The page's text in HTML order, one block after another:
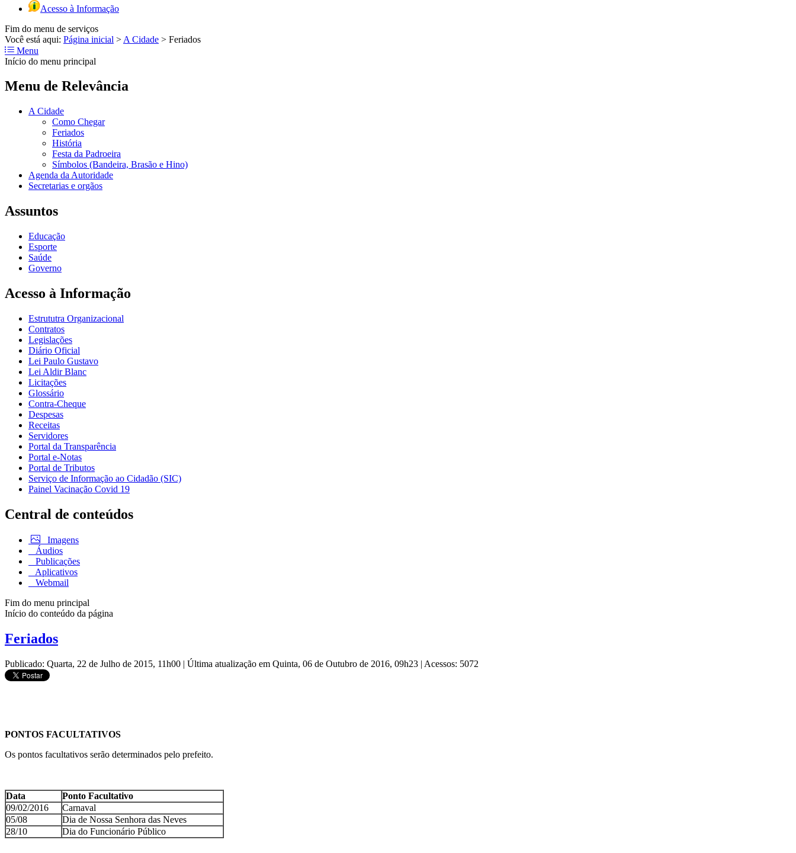
Acesso à Informação
Fim do menu de serviços
Você está aqui: Página inicial > A Cidade > Feriados
Menu
Início do menu principal
Menu de Relevância
A Cidade
Como Chegar
Feriados
História
Festa da Padroeira
Símbolos (Bandeira, Brasão e Hino)
Agenda da Autoridade
Secretarias e orgãos
Assuntos
Educação
Esporte
Saúde
Governo
Acesso à Informação
Estrututra Organizacional
Contratos
Legislações
Diário Oficial
Lei Paulo Gustavo
Lei Aldir Blanc
Licitações
Glossário
Contra-Cheque
Despesas
Receitas
Servidores
Portal da Transparência
Portal e-Notas
Portal de Tributos
Serviço de Informação ao Cidadão (SIC)
Painel Vacinação Covid 19
Central de conteúdos
Imagens
Áudios
Publicações
Aplicativos
Webmail
Fim do menu principal
Início do conteúdo da página
Feriados
Publicado: Quarta, 22 de Julho de 2015, 11h00 | Última atualização em Quinta, 06 de Outubro de 2016, 09h23 | Acessos: 5072
PONTOS FACULTATIVOS
Os pontos facultativos serão determinados pelo prefeito.
Data
Ponto Facultativo
09/02/2016
Carnaval
05/08
Dia de Nossa Senhora das Neves
28/10
Dia do Funcionário Público